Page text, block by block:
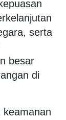
serta
besar
di
keamanan